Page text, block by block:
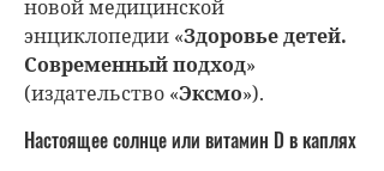
новой медицинской
энциклопедии «Здоровье детей.
Современный подход»
(издательство «Эксмо»).
Настоящее солнце или витамин D в каплях